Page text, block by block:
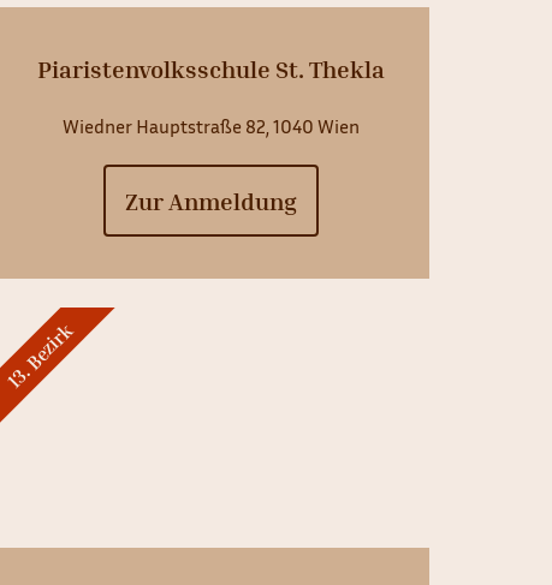
Piaristenvolksschule St. Thekla
Wiedner Hauptstraße 82, 1040 Wien
Zur Anmeldung
13. Bezirk